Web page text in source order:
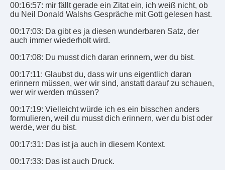
00:16:57: mir fällt gerade ein Zitat ein, ich weiß nicht, ob
du Neil Donald Walshs Gespräche mit Gott gelesen hast.
00:17:03: Da gibt es ja diesen wunderbaren Satz, der
auch immer wiederholt wird.
00:17:08: Du musst dich daran erinnern, wer du bist.
00:17:11: Glaubst du, dass wir uns eigentlich daran
erinnern müssen, wer wir sind, anstatt darauf zu schauen,
wer wir werden müssen?
00:17:19: Vielleicht würde ich es ein bisschen anders
formulieren, weil du musst dich erinnern, wer du bist oder
werde, wer du bist.
00:17:31: Das ist ja auch in diesem Kontext.
00:17:33: Das ist auch Druck.